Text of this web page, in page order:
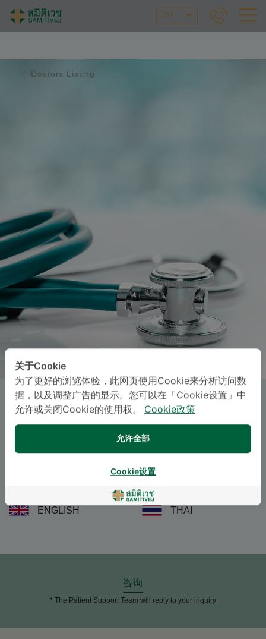
ZH
Doctors Listing
SIRIPEN ONGSUPHARN , M.D.
Specialties: Obstetrics and Gynaecology
Obstetrics and Gynaecology
语言
ENGLISH THAI
咨询
* The Patient Support Team will reply to your inquiry
关于Cookie
为了更好的浏览体验，此网页使用Cookie来分析访问数
据，以及调整广告的显示。您可以在「Cookie设置」中
允许或关闭Cookie的使用权。
Cookie政策
允许全部
Cookie设置